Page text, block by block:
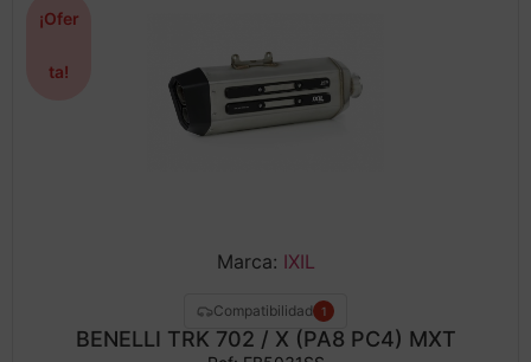
Marca: IXIL
1
BENELLI TRK 702 / X (PA8 PC4) MXT
Ref: EB5031SS